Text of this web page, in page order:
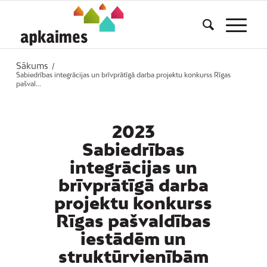
Sākums
/
Sabiedrības integrācijas un brīvprātīgā darba projektu konkurss Rīgas
pašval...
2023
Sabiedrības
integrācijas un
brīvprātīgā darba
projektu konkurss
Rīgas pašvaldības
iestādēm un
struktūrvienībām